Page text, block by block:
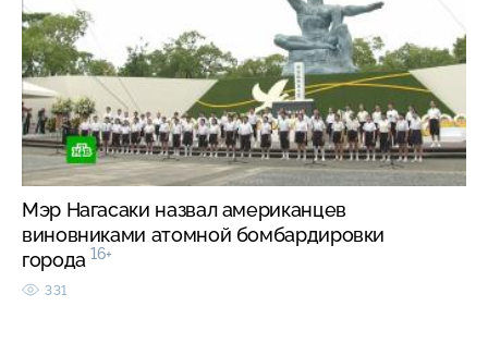
Мэр Нагасаки назвал американцев
виновниками атомной бомбардировки
города 16+
331